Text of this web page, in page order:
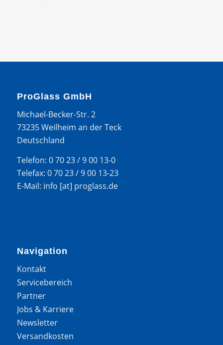
ProGlass GmbH
Michael-Becker-Str. 2
73235 Weilheim an der Teck
Deutschland
Telefon: 0 70 23 / 9 00 13-0
Telefax: 0 70 23 / 9 00 13-23
E-Mail: info [at] proglass.de
Navigation
Kontakt
Servicebereich
Partner
Jobs & Karriere
Newsletter
Versandkosten